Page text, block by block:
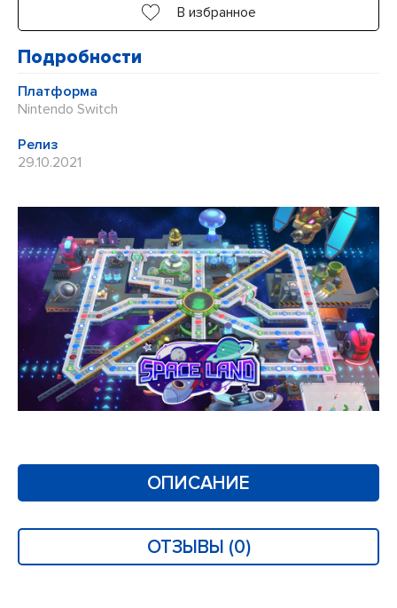
ОПИСАНИЕ
ОТЗЫВЫ (0)
В избранное
Подробности
Платформа
Nintendo Switch
Релиз
29.10.2021